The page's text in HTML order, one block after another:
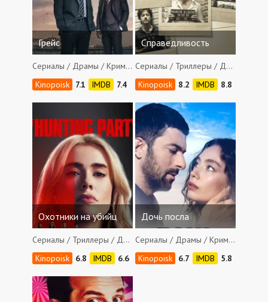
Грейс
Сериалы / Драмы / Криминал / Детективы
7.1
7.4
Справедливость
Сериалы / Триллеры / Драмы / Криминал
8.2
8.8
Охотники на убийц
Сериалы / Триллеры / Драмы / Криминал / Боевики
6.8
6.6
Дочь посла
Сериалы / Драмы / Криминал / Мелодрамы / Боевики
6.7
5.8